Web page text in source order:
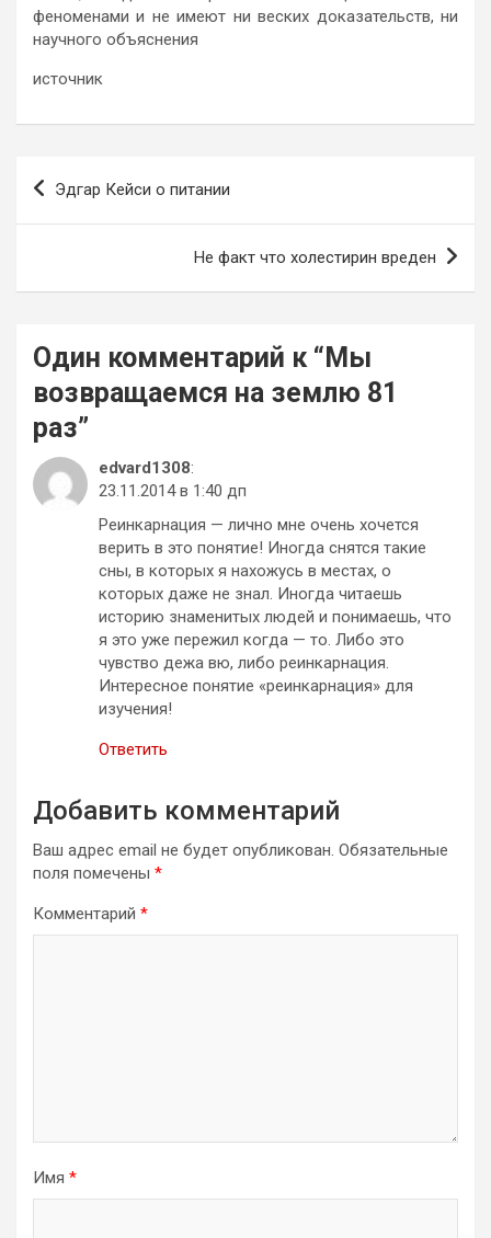
феноменами и не имеют ни веских доказательств, ни
научного объяснения
источник
Навигация
Эдгар Кейси о питании
Не факт что холестирин вреден
Один комментарий к “ Мы
возвращаемся на землю 81
раз”
edvard1308:
23.11.2014 в 1:40 дп
Реинкарнация — лично мне очень хочется
верить в это понятие! Иногда снятся такие
сны, в которых я нахожусь в местах, о
которых даже не знал. Иногда читаешь
историю знаменитых людей и понимаешь, что
я это уже пережил когда — то. Либо это
чувство дежа вю, либо реинкарнация.
Интересное понятие «реинкарнация» для
изучения!
Ответить
Добавить комментарий
Ваш адрес email не будет опубликован. Обязательные
поля помечены *
Комментарий *
Имя *